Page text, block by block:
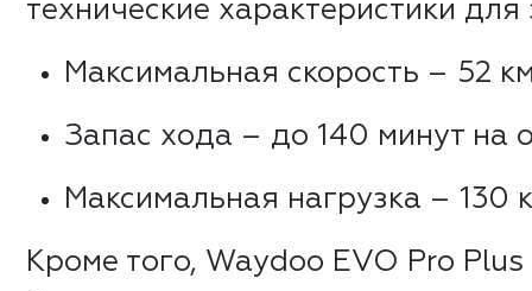
технические характеристики
Максимальная скорость – 52
Запас хода – до 140 минут на
Максимальная нагрузка – 130
Кроме того, Waydoo EVO Pro